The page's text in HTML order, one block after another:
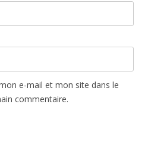
e-mail et mon site dans le
commentaire.